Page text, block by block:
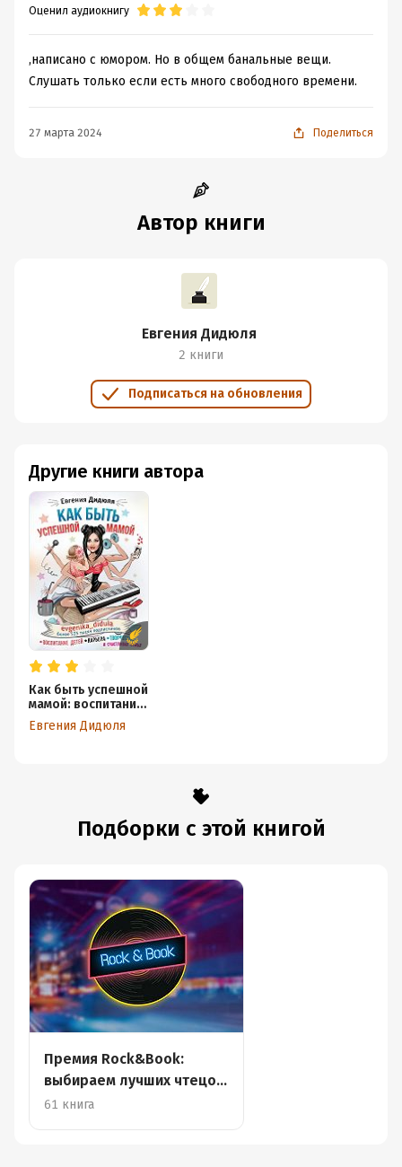
Оценил аудиокнигу
,написано с юмором. Но в общем банальные вещи.
Слушать только если есть много свободного времени.
27 марта 2024 Поделиться
Автор книги
Евгения Дидюля
2 книги
Подписаться на обновления
Другие книги автора
Как быть успешной
мамой: воспитание
детей, карьера,
творчество и
Евгения Дидюля
Подборки с этой книгой
Премия Rock&Book:
выбираем лучших чтецов
аудиокниг
61 книга